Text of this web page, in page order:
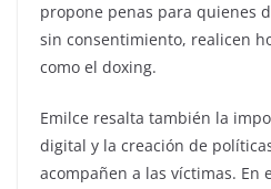
propone penas para quienes
sin consentimiento, realicen
como el doxing.
Emilce resalta también la
digital y la creación de
acompañen a las víctimas. En